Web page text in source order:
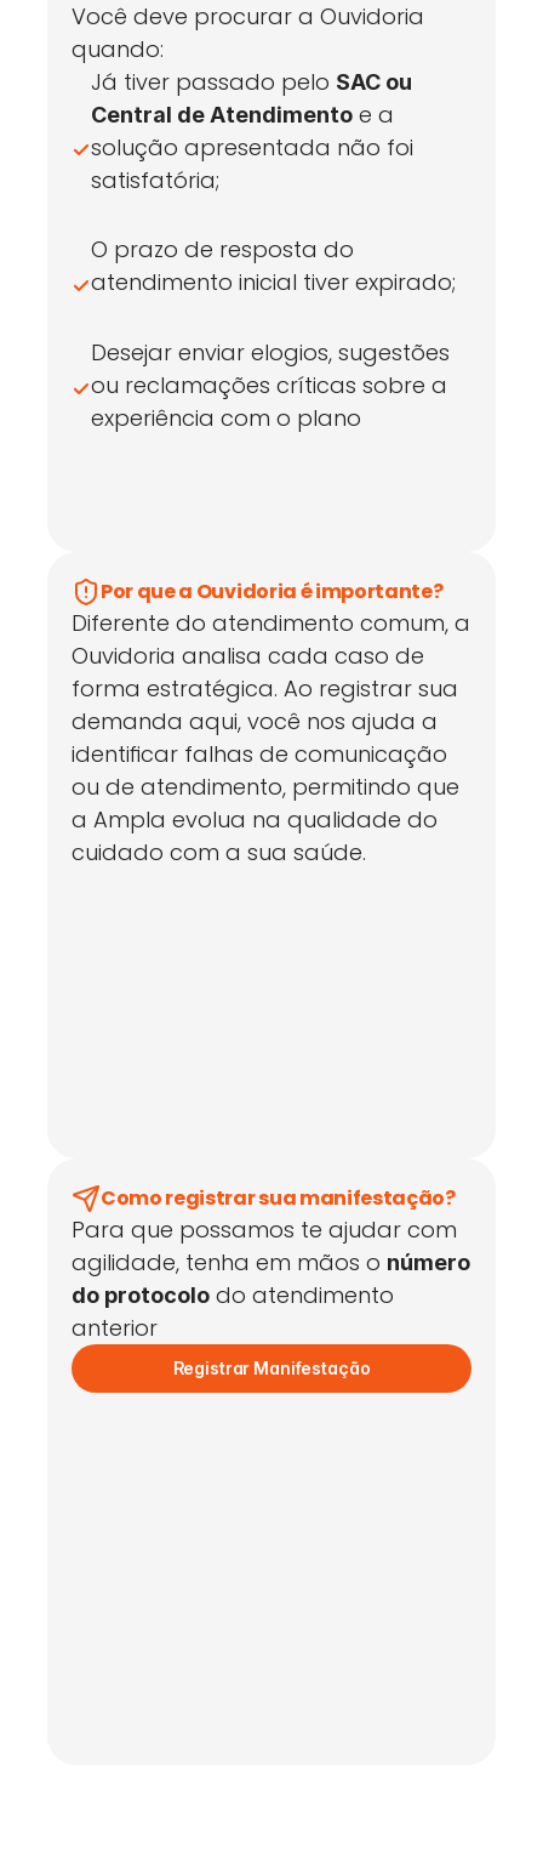
Você deve procurar a Ouvidoria
quando:
Já tiver passado pelo SAC ou
Central de Atendimento e a
solução apresentada não foi
satisfatória;
O prazo de resposta do
atendimento inicial tiver expirado;
Desejar enviar elogios, sugestões
ou reclamações críticas sobre a
experiência com o plano
Por que a Ouvidoria é importante?
Diferente do atendimento comum, a
Ouvidoria analisa cada caso de
forma estratégica. Ao registrar sua
demanda aqui, você nos ajuda a
identificar falhas de comunicação
ou de atendimento, permitindo que
a Ampla evolua na qualidade do
cuidado com a sua saúde.
Como registrar sua manifestação?
Para que possamos te ajudar com
agilidade, tenha em mãos o número
do protocolo do atendimento
anterior
Registrar Manifestação